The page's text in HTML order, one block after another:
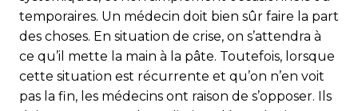
temporaires. Un médecin doit bien sûr faire la part
des choses. En situation de crise, on s’attendra à
ce qu’il mette la main à la pâte. Toutefois, lorsque
cette situation est récurrente et qu’on n’en voit
pas la fin, les médecins ont raison de s’opposer. Ils